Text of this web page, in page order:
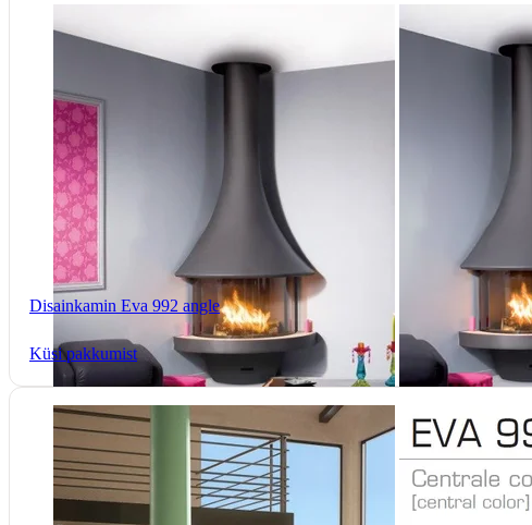
Disainkamin Eva 992 angle
Küsi pakkumist